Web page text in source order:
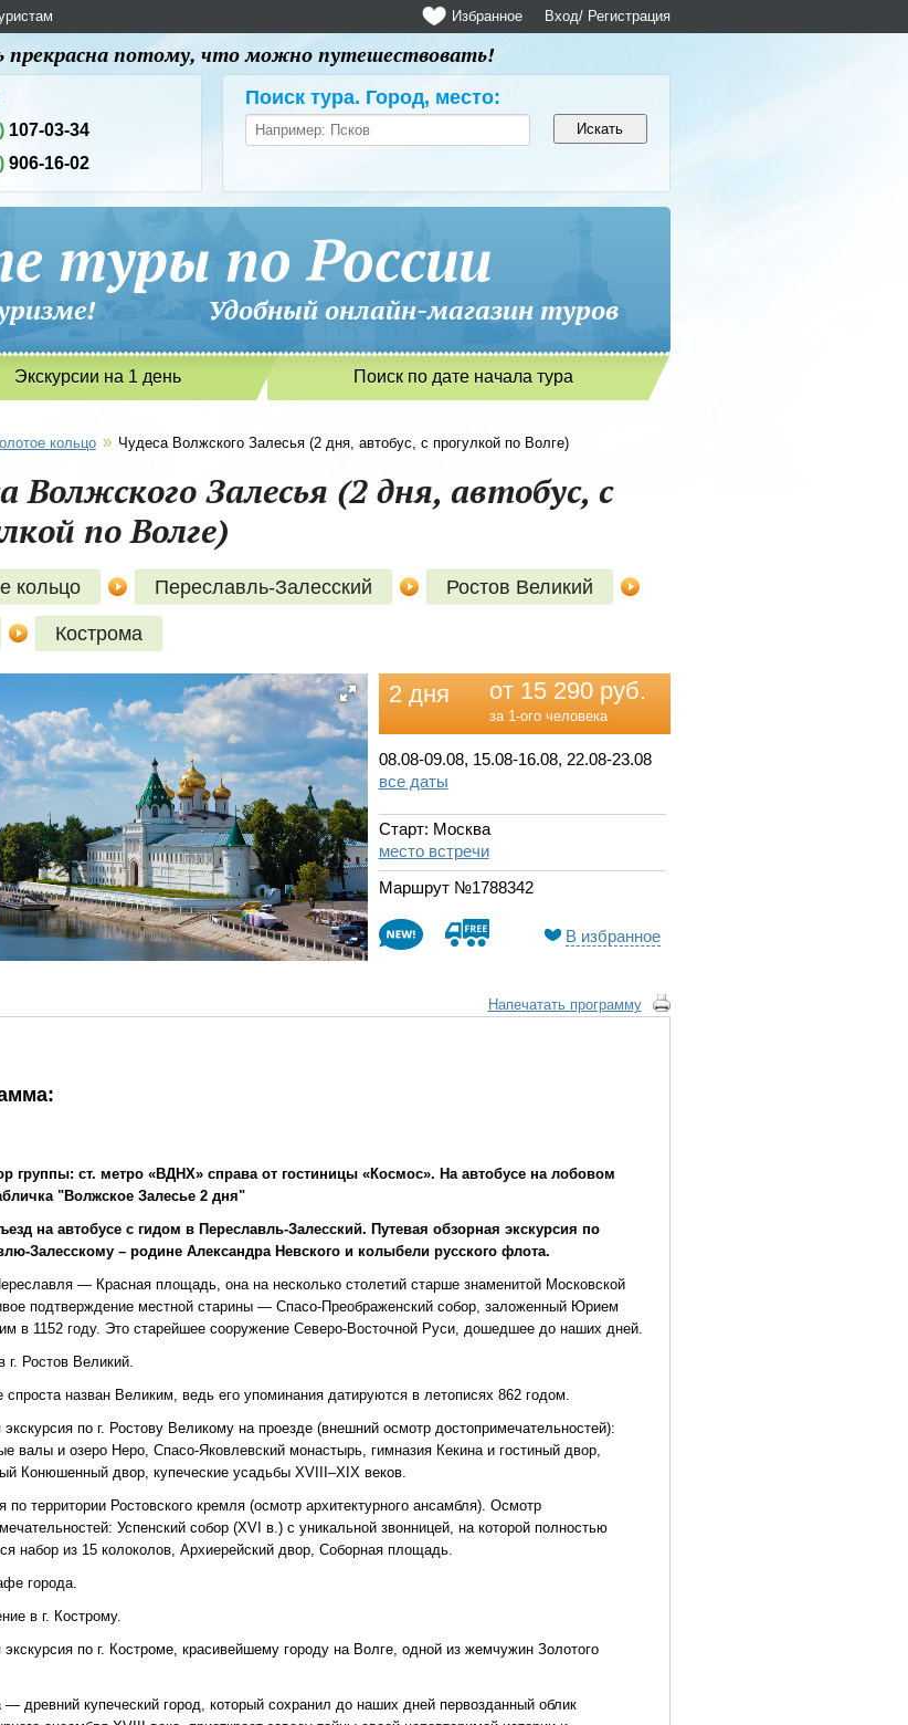
Вход/ Регистрация
Избранное
прекрасна потому, что можно путешествовать!
107-03-34
906-16-02
Поиск тура. Город, место:
туры по России
туризме! Удобный онлайн-магазин туров
Экскурсии на 1 день Поиск по дате начала тура
кольцо » Чудеса Волжского Залесья (2 дня, автобус, с прогулкой по Волге)
Волжского Залесья (2 дня, автобус, с
по Волге)
кольцо Переславль-Залесский Ростов Великий
Кострома
2 дня от 15 290 руб.
за 1-ого человека
08.08-09.08, 15.08-16.08, 22.08-23.08
все даты
Старт: Москва
место встречи
Маршрут №1788342
В избранное
Напечатать программу
группы: ст. метро «ВДНХ» справа от гостиницы «Космос». На автобусе на лобовом
"Волжское Залесье 2 дня"
на автобусе с гидом в Переславль-Залесский. Путевая обзорная экскурсия по
Залесскому – родине Александра Невского и колыбели русского флота.
— Красная площадь, она на несколько столетий старше знаменитой Московской
подтверждение местной старины — Спасо-Преображенский собор, заложенный Юрием
в 1152 году. Это старейшее сооружение Северо-Восточной Руси, дошедшее до наших дней.
г. Ростов Великий.
спроста назван Великим, ведь его упоминания датируются в летописях 862 годом.
по г. Ростову Великому на проезде (внешний осмотр достопримечательностей):
валы и озеро Неро, Спасо-Яковлевский монастырь, гимназия Кекина и гостиный двор,
Конюшенный двор, купеческие усадьбы XVIII–XIX веков.
по территории Ростовского кремля (осмотр архитектурного ансамбля). Осмотр
Успенский собор (XVI в.) с уникальной звонницей, на которой полностью
набор из 15 колоколов, Архиерейский двор, Соборная площадь.
города.
в г. Кострому.
экскурсия по г. Костроме, красивейшему городу на Волге, одной из жемчужин Золотого
— древний купеческий город, который сохранил до наших дней первозданный облик